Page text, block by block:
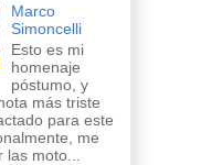
Marco
Simoncelli
Esto es mi
homenaje
póstumo, y
más triste
para este
me
moto...